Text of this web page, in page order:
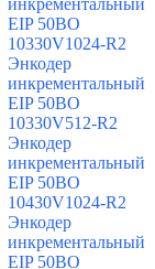
инкрементальный
EIP 50BO
10330V1024-R2
Энкодер
инкрементальный
EIP 50BO
10330V512-R2
Энкодер
инкрементальный
EIP 50BO
10430V1024-R2
Энкодер
инкрементальный
EIP 50BO